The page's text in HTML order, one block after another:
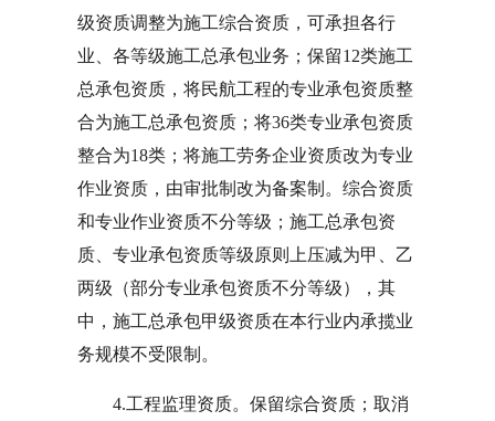
级资质调整为施工综合资质，可承担各行
业、各等级施工总承包业务；保留12类施工
总承包资质，将民航工程的专业承包资质整
合为施工总承包资质；将36类专业承包资质
整合为18类；将施工劳务企业资质改为专业
作业资质，由审批制改为备案制。综合资质
和专业作业资质不分等级；施工总承包资
质、专业承包资质等级原则上压减为甲、乙
两级（部分专业承包资质不分等级），其
中，施工总承包甲级资质在本行业内承揽业
务规模不受限制。
4.工程监理资质。保留综合资质；取消